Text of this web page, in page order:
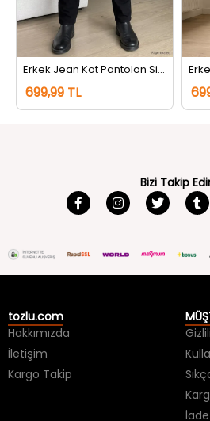
Erkek Jean Kot Pantolon Siyah
699,99 TL
Bizi Takip
tozlu.com
Hakkımızda
İletişim
Kargo Takip